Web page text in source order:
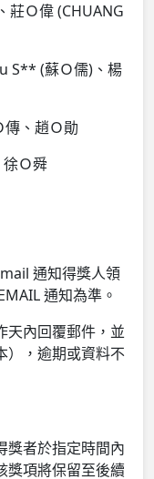
Ｏ偉 (CHUANG
S** (蘇Ｏ儒)、楊
、趙Ｏ勛
Ｏ舜
通知得獎人領
通知為準。
天內回覆郵件，並
），逾期或資料不
獎者於指定時間內
獎項將保留至後續